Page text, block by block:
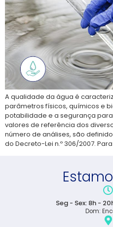
A qualidade da água é
parâmetros físicos, químicos e
potabilidade e a segurança
valores de referência dos
número de análises, são
do Decreto-Lei n.º 306/2007.
Seg - Sex: 8h -
Dom: